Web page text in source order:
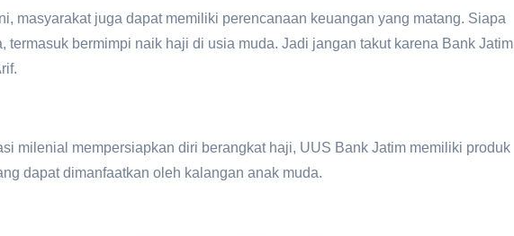
masyarakat juga dapat memiliki perencanaan keuangan yang matang. Siapa
termasuk bermimpi naik haji di usia muda. Jadi jangan takut karena Bank Jatim
milenial mempersiapkan diri berangkat haji, UUS Bank Jatim memiliki produk
dapat dimanfaatkan oleh kalangan anak muda.